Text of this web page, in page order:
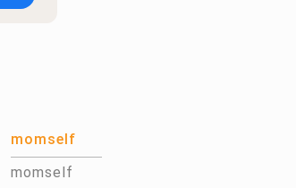
momself
momself